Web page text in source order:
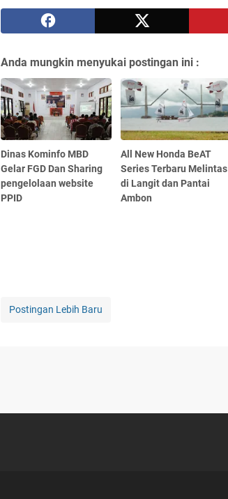
Anda mungkin menyukai postingan ini :
Dinas Kominfo MBD
Gelar FGD Dan Sharing
pengelolaan website
PPID
All New Honda BeAT
Series Terbaru Melintas
di Langit dan Pantai
Ambon
Postingan Lebih Baru